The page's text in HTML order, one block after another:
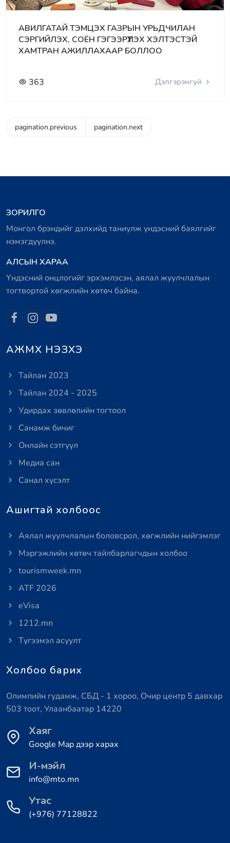
АВИЛГАТАЙ ТЭМЦЭХ ГАЗРЫН УРЬДЧИЛАН
СЭРГИЙЛЭХ, СОЁН ГЭГЭЭРҮҮЛЭХ ХЭЛТЭСТЭЙ
ХАМТРАН АЖИЛЛАХААР БОЛЛОО
363 Дэлгэрэнгүй
pagination.previous pagination.next
ЗОРИЛГО
Монгол брэндийг дэлхийд таниулж үндэсний баялгийг
нэмэгдүүлнэ.
АЛСЫН ХАРАА
Үндэсний онцлогийг эрхэмлэсэн, аялал жуулчлалын
тогтвортой хөгжлийн хөтөч байна.
АЖМХ НЭЗХЭ
Тайлан 2023
Тайлан 2024 - 2025
Удирдах зөвлөлийн тогтоол
Санамж бичиг
Онлайн сэтгүүл
Медиа сан
Санал хүсэлт
Ашигтай холбоос
Аялал жуулчлалын боловсрол, хөгжлийн нийгэмлэг
Мэргэжлийн хөтөч тайлбарлагчдын холбоо
tourismweek.mn
ATF 2026
eVisa
1212.mn
Түгээмэл асуулт
Холбоо барих
Олимпийн гудамж, СБД - 1 хороо, Очир центр 5 давхар
503 тоот, Улаанбаатар 14220
Хаяг
Google Map дээр харах
И-мэйл
info@mto.mn
Утас
(+976) 77128822